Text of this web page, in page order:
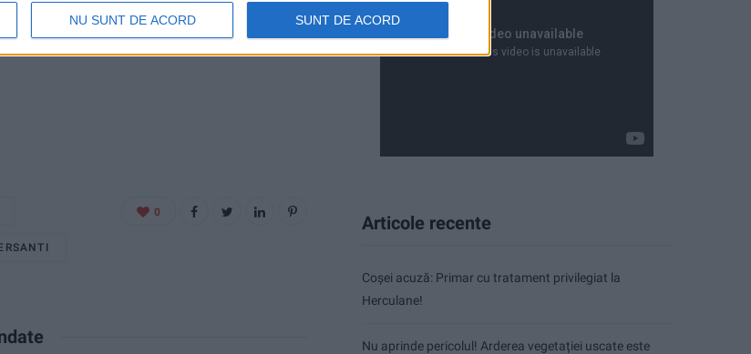
NU SUNT DE ACORD SUNT DE ACORD
0
Articole recente
Coșei acuză: Primar cu tratament privilegiat la
Herculane!
Nu aprinde pericolul! Arderea vegetației uscate este